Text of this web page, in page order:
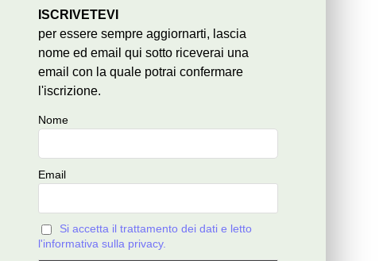
ISCRIVETEVI
per essere sempre aggiornarti, lascia
nome ed email qui sotto riceverai una
email con la quale potrai confermare
l'iscrizione.
Nome
Email
Si accetta il trattamento dei dati e letto
l'informativa sulla privacy.